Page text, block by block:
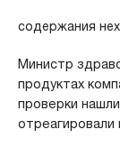
содержания
Министр
продуктах
проверки